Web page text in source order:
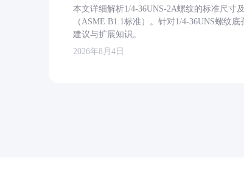
本文详细解析1/4-36UNS-2A螺纹的标准尺寸
（ASME B1.1标准）。针对1/4-36UNS螺纹
建议与扩展知识。
2026年8月4日